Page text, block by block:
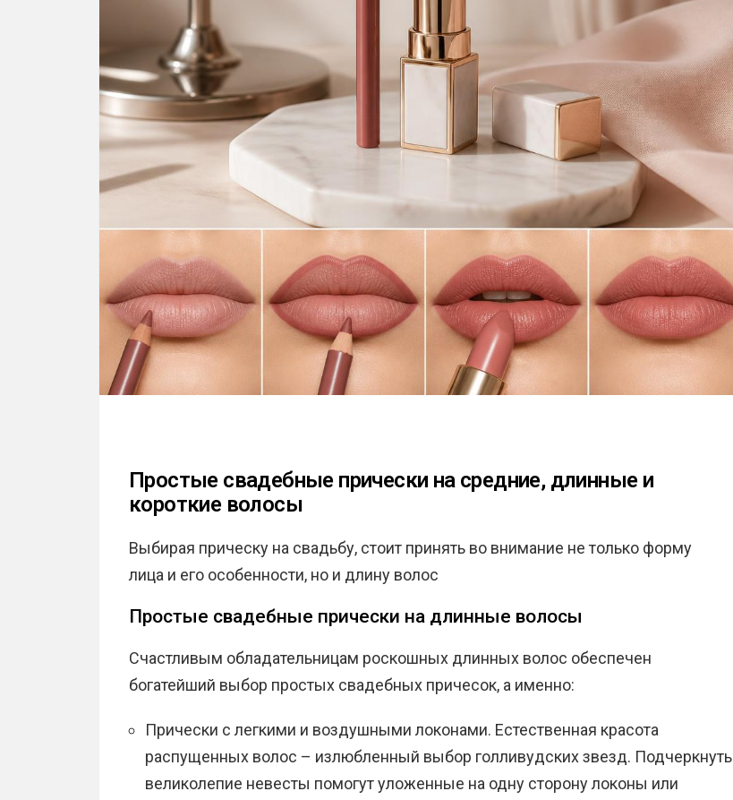
Простые свадебные прически на средние, длинные и
короткие волосы
Выбирая прическу на свадьбу, стоит принять во внимание не только форму
лица и его особенности, но и длину волос
Простые свадебные прически на длинные волосы
Счастливым обладательницам роскошных длинных волос обеспечен
богатейший выбор простых свадебных причесок, а именно:
Прически с легкими и воздушными локонами. Естественная красота
распущенных волос – излюбленный выбор голливудских звезд. Подчеркнуть
великолепие невесты помогут уложенные на одну сторону локоны или